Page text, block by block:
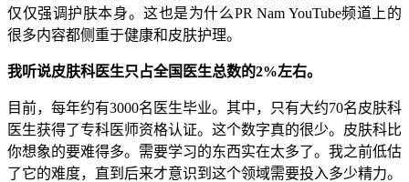
仅仅强调护肤本身。这也是为什么PR Nam YouTube频道上的
很多内容都侧重于健康和皮肤护理。
我听说皮肤科医生只占全国医生总数的2%左右。
目前，每年约有3000名医生毕业。其中，只有大约70名皮肤科
医生获得了专科医师资格认证。这个数字真的很少。皮肤科比
你想象的要难得多。需要学习的东西实在太多了。我之前低估
了它的难度，直到后来才意识到这个领域需要投入多少精力。